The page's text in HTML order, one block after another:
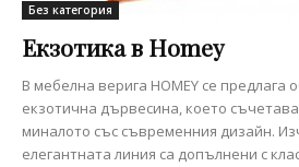
Без категория
Екзотика в Homey
В мебелна верига HOMEY се предлага
екзотична дървесина, което
миналото със съвременния дизайн.
елегантната линия са допълнени с